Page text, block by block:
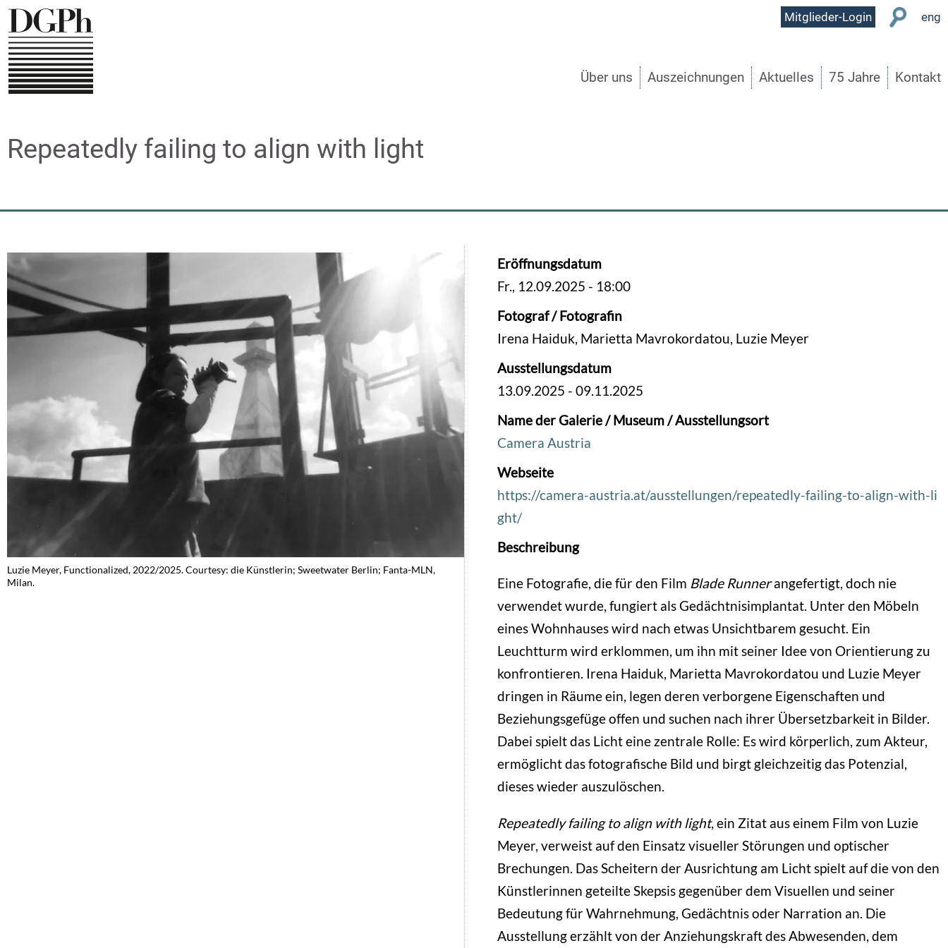
Direkt
zum
Inhalt
User
Mitglieder-Login eng
Über uns Auszeichnungen Aktuelles 75 Jahre Kontakt
Repeatedly failing to align with light
Luzie Meyer, Functionalized, 2022/2025. Courtesy: die Künstlerin; Sweetwater Berlin; Fanta-MLN,
Milan.
Eröffnungsdatum
Fr., 12.09.2025 - 18:00
Fotograf / Fotografin
Irena Haiduk, Marietta Mavrokordatou, Luzie Meyer
Ausstellungsdatum
13.09.2025 -09.11.2025
Name der Galerie / Museum / Ausstellungsort
Camera Austria
Webseite
https://camera-austria.at/ausstellungen/repeatedly-failing-to-align-with-li
ght/
Beschreibung
Eine Fotografie, die für den Film Blade Runnerangefertigt, doch nie
verwendet wurde, fungiert als Gedächtnisimplantat. Unter den Möbeln
eines Wohnhauses wird nach etwas Unsichtbarem gesucht. Ein
Leuchtturm wird erklommen, um ihn mit seiner Idee von Orientierung zu
konfrontieren. Irena Haiduk, Marietta Mavrokordatou und Luzie Meyer
dringen in Räume ein, legen deren verborgene Eigenschaften und
Beziehungsgefüge offen und suchen nach ihrer Übersetzbarkeit in Bilder.
Dabei spielt das Licht eine zentrale Rolle: Es wird körperlich, zum Akteur,
ermöglicht das fotografische Bild und birgt gleichzeitig das Potenzial,
dieses wieder auszulöschen.
Repeatedly failing to align with light, ein Zitat aus einem Film von Luzie
Meyer, verweist auf den Einsatz visueller Störungen und optischer
Brechungen. Das Scheitern der Ausrichtung am Licht spielt auf die von den
Künstlerinnen geteilte Skepsis gegenüber dem Visuellen und seiner
Bedeutung für Wahrnehmung, Gedächtnis oder Narration an. Die
Ausstellung erzählt von der Anziehungskraft des Abwesenden, dem